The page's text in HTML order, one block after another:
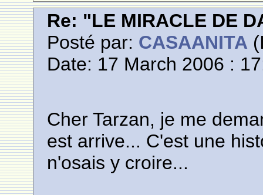
Re: "LE MIRACLE DE
Posté par: CASAANITA
Date: 17 March 2006 :
Cher Tarzan, je me
est arrive... C'est une
n'osais y croire...